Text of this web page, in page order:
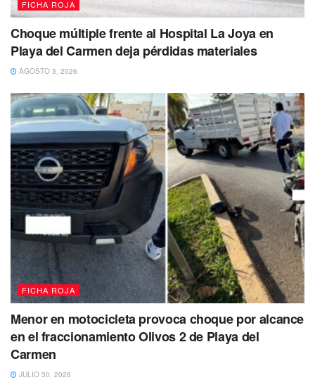
FICHA ROJA
Choque múltiple frente al Hospital La Joya en
Playa del Carmen deja pérdidas materiales
AGOSTO 3, 2026
FICHA ROJA
Menor en motocicleta provoca choque por alcance
en el fraccionamiento Olivos 2 de Playa del
Carmen
JULIO 30, 2026